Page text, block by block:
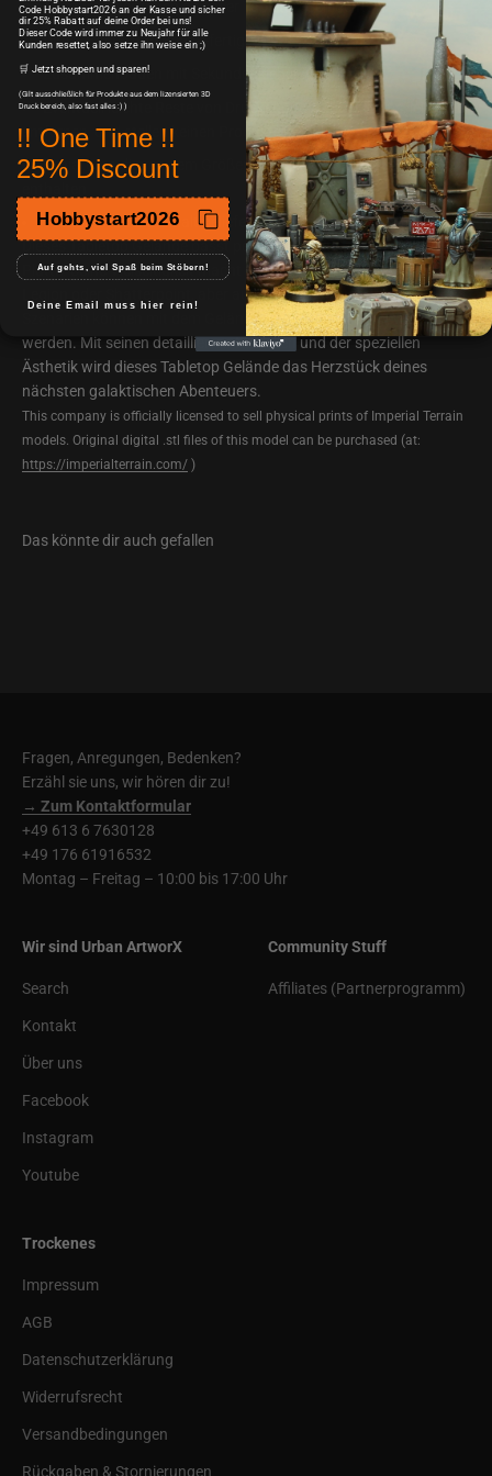
die Herausforderungen epischer Tabletop-Schlachten.
Direkt Bastel und Bemal-fertig!
Zusammenbauen mit Sekundenkleber ist mühelos.
Eventuell leichte Reste von Drucksupports oder Brims, leicht zu
entfernen, und stellen keinen Produktmangel dar.
Miniaturen dienen dem Größenvergleich und sind nicht
Produkt wird unbemalt geliefert, dafür gesondert anffragen.
Dieses Tabletop Gelände passt perfekt auf jede Sci-Fi Tabletop
Platte. Seine Vielseitigkeit macht es ideal für Spiele wie Star Wars:
Legion oder Shatterpoint, aber auch andere futuristische
Szenarien können mit dem Gelände hervoragend aufgewertet
werden. Mit seinen detaillierten Modellen und der speziellen
Ästhetik wird dieses Tabletop Gelände das Herzstück deines
nächsten galaktischen Abenteuers.
This company is officially licensed to sell physical prints of Imperial Terrain
models. Original digital .stl files of this model can be purchased (at:
https://imperialterrain.com/ )
Fragen, Anregungen, Bedenken?
Erzähl sie uns, wir hören dir zu!
→ Zum Kontaktformular
+49 613 6 7630128
+49 176 61916532
Montag – Freitag – 10:00 bis 17:00 Uhr
Wir sind Urban ArtworX
Search
Kontakt
Über uns
Facebook
Instagram
Youtube
Community Stuff
Affiliates (Partnerprogramm)
Trockenes
Impressum
AGB
Datenschutzerklärung
Widerrufsrecht
Versandbedingungen
Rückgaben & Stornierungen
Code Hobbystart2026 an der Kasse und sicher
dir 25% Rabatt auf deine Order bei uns!
Dieser Code wird immer zu Neujahr für alle
Kunden resettet, also setze ihn weise ein ;)
🛒 Jetzt shoppen und sparen!
(Gilt ausschließlich für Produkte aus dem lizensierten 3D
Druck bereich, also fast alles :) )
!! One Time !!
25% Discount
Hobbystart2026
Auf gehts, viel Spaß beim Stöbern!